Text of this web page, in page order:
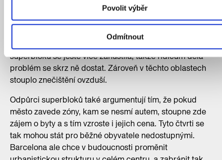
Povolit výběr
Odmítnout
Proměny městského plánu v Barceloně se ale setkaly
s odporem motoristů, kteří například organizovali
protesty proti novým omezením. K nespokojenosti mají
superbloků se ještě více zahustila, takže řidičům dělá
problém se skrz ně dostat. Zároveň v těchto oblastech
stouplo znečištění ovzduší.
Odpůrci superbloků také argumentují tím, že pokud
město zavede zóny, kam se nesmí autem, stoupne zde
zájem o byty a s tím vzroste i jejich cena. Tyto čtvrti se
tak mohou stát pro běžné obyvatele nedostupnými.
Barcelona ale chce v budoucnosti proměnit